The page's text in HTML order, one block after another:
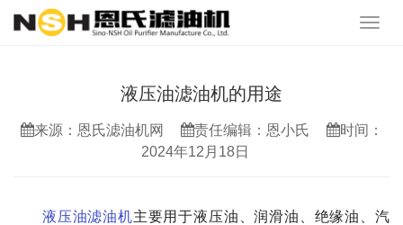
液压油滤油机的用途
来源：恩氏滤油机网 责任编辑：恩小氏
时间：
2024年12月18日
液压油滤油机主要用于液压油、润滑油、绝缘油、汽